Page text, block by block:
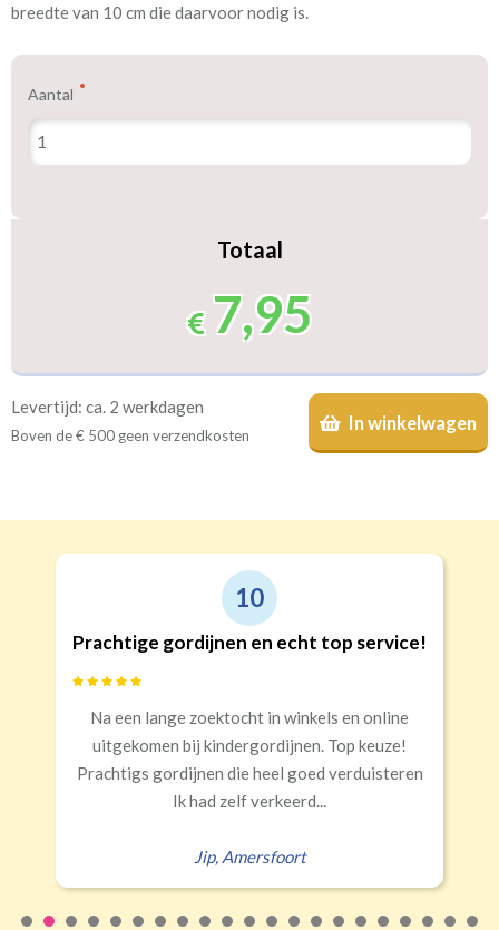
Meestal eerder, maar houd
rekening met
Binnen enkele dagen
eerst een knipstaaltje.
Zo weet u precies met welke kleur en kwaliteit uw gordijnen
Laat voor aangename verduistering en isolatie de gordijnen
breedte van 10 cm die daarvoor nodig is.
Aantal
Totaal
7,95
Levertijd: ca. 2 werkdagen
Boven de € 500 geen verzendkosten
In winkelwagen
10
Prachtige gordijnen en echt top service!
Na een lange zoektocht in winkels en online
uitgekomen bij kindergordijnen. Top keuze!
Prachtigs gordijnen die heel goed verduisteren
Ik had zelf verkeerd...
Jip, Amersfoort